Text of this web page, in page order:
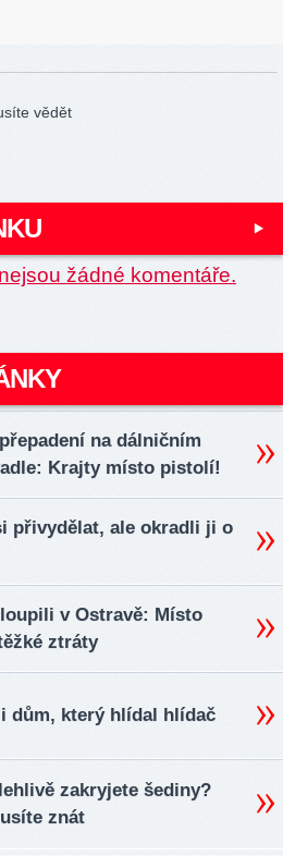
vědět
žádné komentáře.
na dálničním
Krajty místo pistolí!
přivydělat, ale okradli ji o
v Ostravě: Místo
ztráty
dům, který hlídal hlídač
zakryjete šediny?
znát